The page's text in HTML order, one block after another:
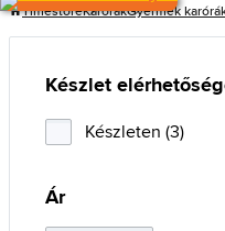
TimestoreKarórakGyermek
Készlet
Készleten (3)
Ár